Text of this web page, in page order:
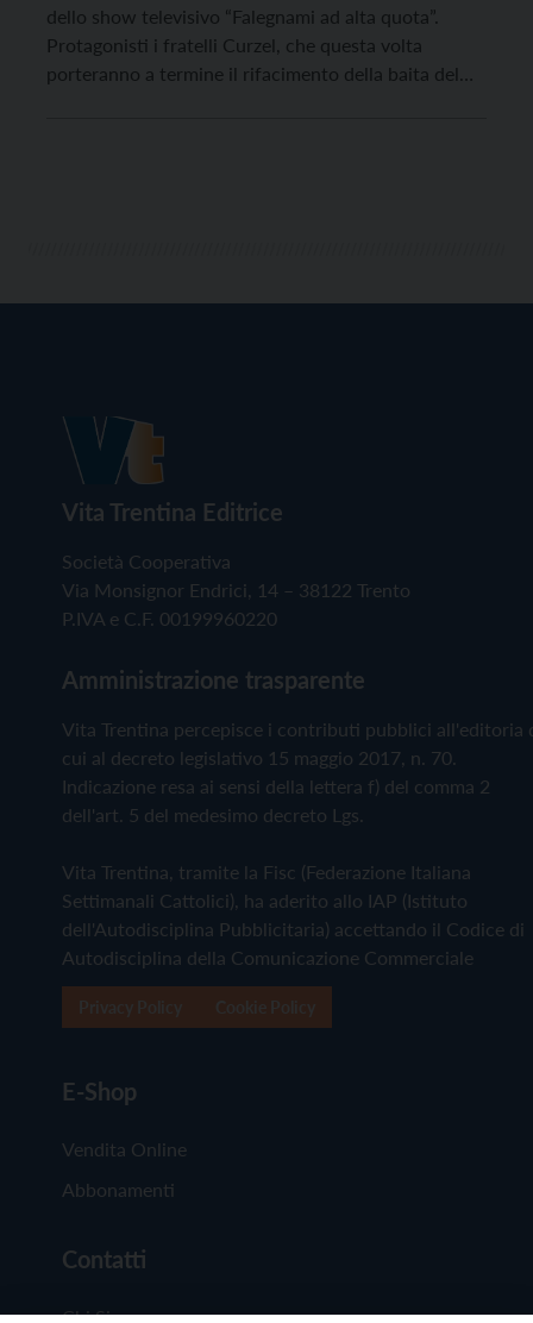
dello show televisivo “Falegnami ad alta quota”.
Protagonisti i fratelli Curzel, che questa volta
porteranno a termine il rifacimento della baita del
Vita Trentina Editrice
Società Cooperativa
Via Monsignor Endrici, 14 – 38122 Trento
P.IVA e C.F. 00199960220
Amministrazione trasparente
Vita Trentina percepisce i contributi pubblici all'editoria
cui al decreto legislativo 15 maggio 2017, n. 70.
Indicazione resa ai sensi della lettera f) del comma 2
dell'art. 5 del medesimo decreto Lgs.
Vita Trentina, tramite la Fisc (Federazione Italiana
Settimanali Cattolici), ha aderito allo IAP (Istituto
dell'Autodisciplina Pubblicitaria) accettando il Codice di
Autodisciplina della Comunicazione Commerciale
E-Shop
Vendita Online
Abbonamenti
Contatti
Chi Siamo